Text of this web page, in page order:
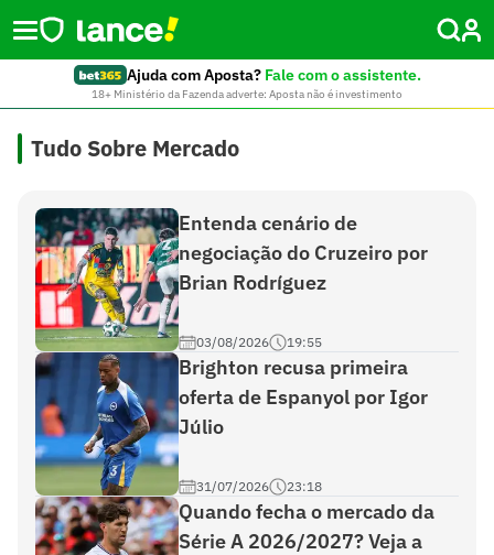
Ajuda com Aposta? Fale com o assistente.
18+ Ministério da Fazenda adverte: Aposta não é investimento
Tudo Sobre Mercado
Entenda cenário de
negociação do Cruzeiro por
Brian Rodríguez
03/08/2026 19:55
Brighton recusa primeira
oferta de Espanyol por Igor
Júlio
31/07/2026 23:18
Quando fecha o mercado da
Série A 2026/2027? Veja a